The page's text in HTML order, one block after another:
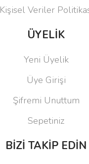
Kişisel Veriler
ÜYELİK
Yeni Üyelik
Üye Girişi
Şifremi Unuttum
Sepetiniz
BİZİ TAKİP EDİN